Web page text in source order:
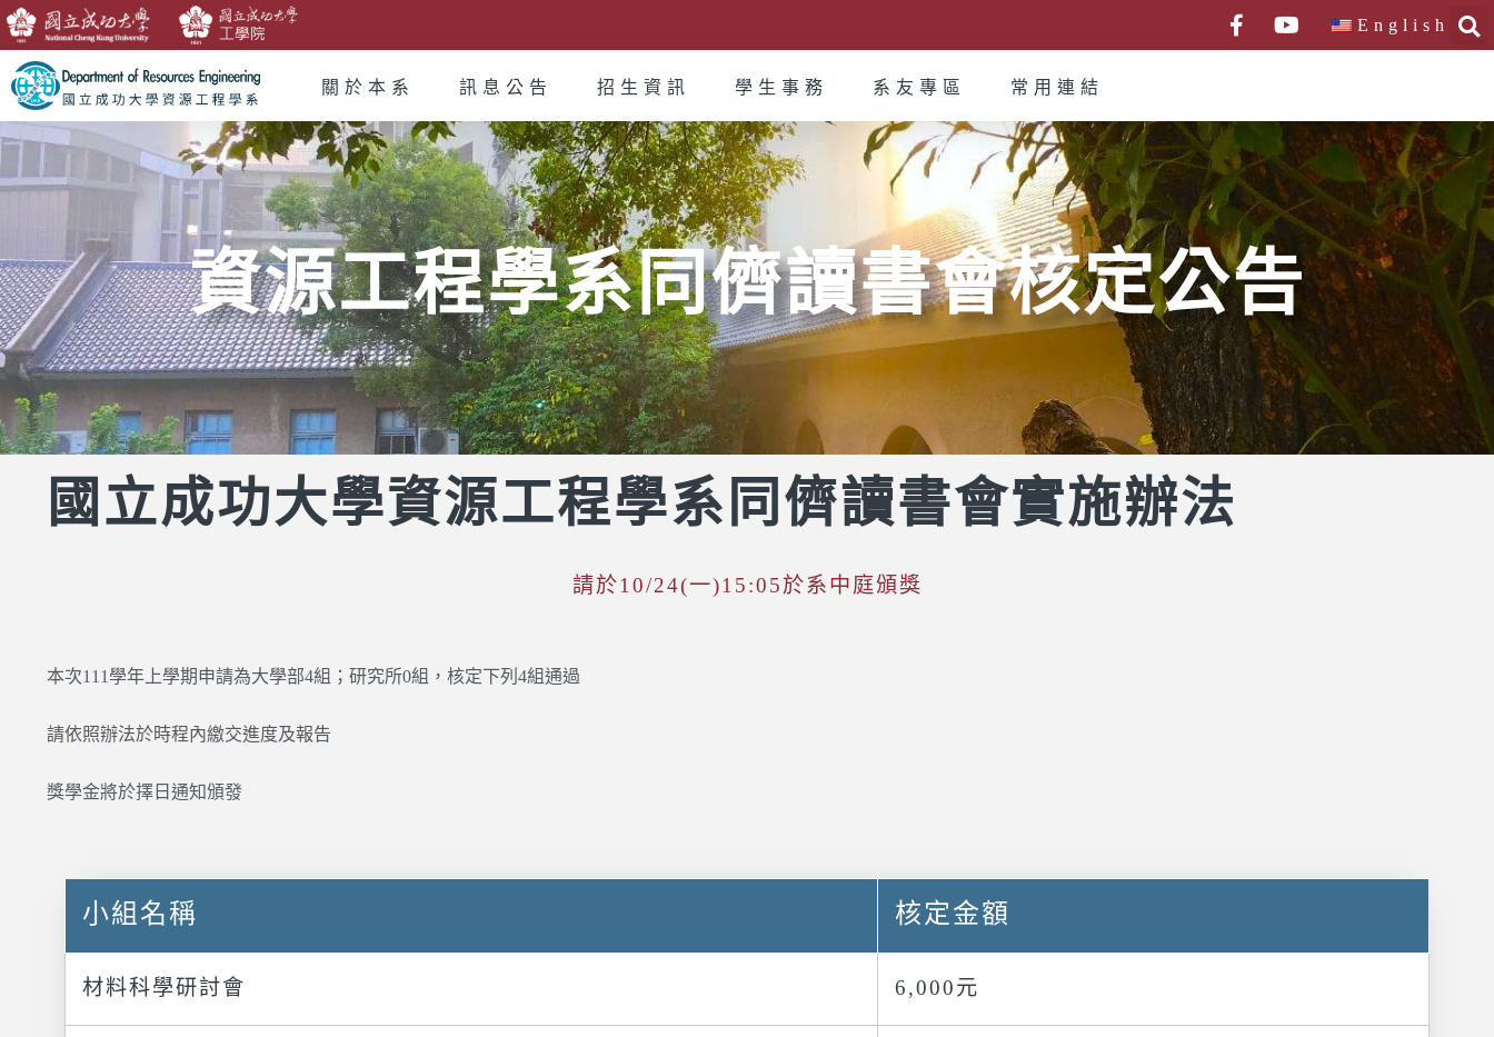
English
關於本系 訊息公告 招生資訊 學生事務 系友專區 常用連結
資源工程學系同儕讀書會核定公告
國立成功大學資源工程學系同儕讀書會實施辦法
請於10/24(一)15:05於系中庭頒獎
本次111學年上學期申請為大學部4組；研究所0組，核定下列4組通過
請依照辦法於時程內繳交進度及報告
獎學金將於擇日通知頒發
小組名稱 核定金額
材料科學研討會 6,000元